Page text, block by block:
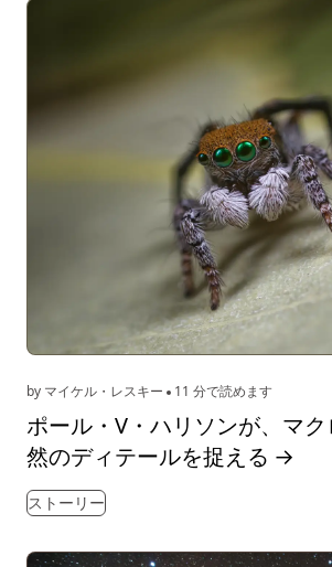
by マイケル・レスキー 11 分で読めます
ポール・V・ハリソンが、マ
然のディテールを捉える →
ストーリー